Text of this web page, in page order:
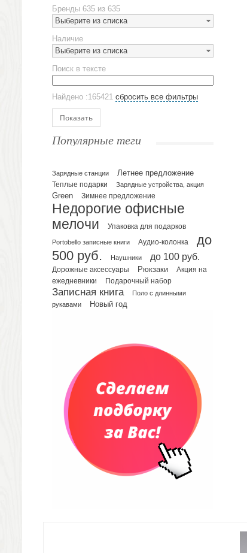
Наборы посуды
Предметы сервировки
Стаканы
Эко кружки
ЕВРОПОСУДА
Аксессуары
Ежедневники и блокноты
Датированные ежедневники
Планинги и телефонные книжки
Планинги датированные
Планинги недатированные
Телефонные книжки
Еженедельники
Органайзер на ежедневник
Сумки и Рюкзаки
Сумки для планшетов и ноутбуков
Рюкзаки
Конференц-сумки
Несессеры и косметички
Сумки спортивные
Портфели
Чехлы для планшетов и ноутбуков
Сумка на пояс или шею
Аксессуары
Женские сумки
Текстиль для ванной комнаты
Бренды 635 из 635
Выберите из списка
Наличие
Выберите из списка
Поиск в тексте
Найдено :165421 сбросить все фильтры
Показать
Популярные теги
Зарядные станции Летнее предложение
Теплые подарки Зарядные устройства, акция
Green Зимнее предложение
Недорогие офисные
мелочи
Упаковка для подарков
Portobello записные книги Аудио-колонка
до
500 руб.
Наушники до 100 руб.
Дорожные аксессуары Рюкзаки
Акция на
ежедневники
Подарочный набор
Записная книга
Поло с длинными
рукавами
Новый год